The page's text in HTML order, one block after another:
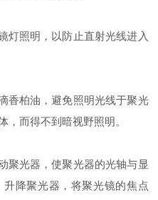
照明，以防止直射光线进入
柏油，避免照明光线于聚光
，而得不到暗视野照明。
光器，使聚光器的光轴与显
降聚光器，将聚光镜的焦点